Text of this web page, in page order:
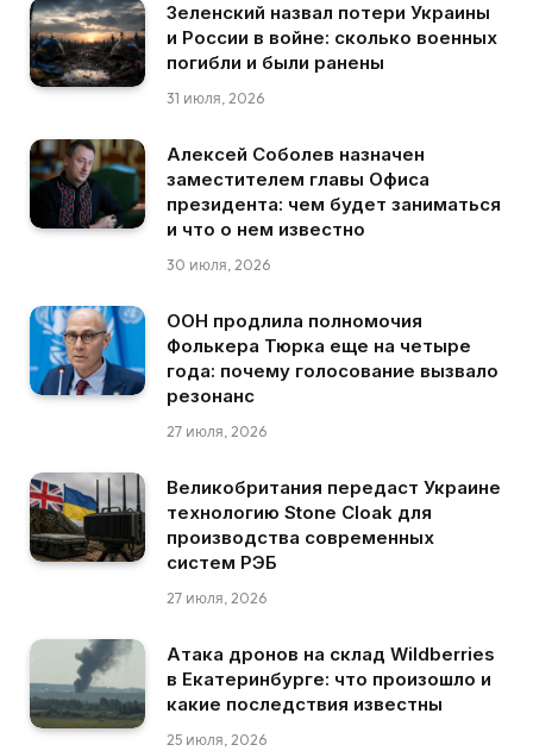
Зеленский назвал потери Украины
и России в войне: сколько военных
погибли и были ранены
31 июля, 2026
Алексей Соболев назначен
заместителем главы Офиса
президента: чем будет заниматься
и что о нем известно
30 июля, 2026
ООН продлила полномочия
Фолькера Тюрка еще на четыре
года: почему голосование вызвало
резонанс
27 июля, 2026
Великобритания передаст Украине
технологию Stone Cloak для
производства современных
систем РЭБ
27 июля, 2026
Атака дронов на склад Wildberries
в Екатеринбурге: что произошло и
какие последствия известны
25 июля, 2026